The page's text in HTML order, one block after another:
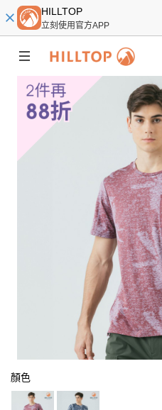
HILLTOP
立刻使用官方APP
顏色